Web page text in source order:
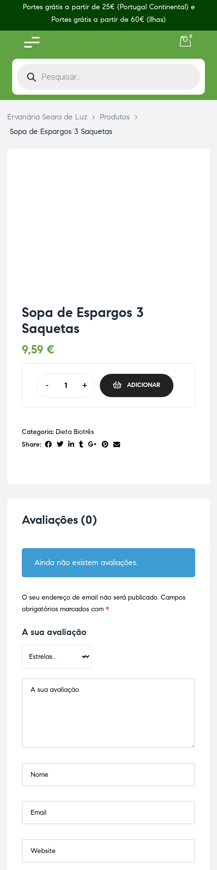
Portes grátis a partir de 25€ (Portugal Continental) e
Portes grátis a partir de 60€ (Ilhas)
0
Ervanária Seara de Luz > Produtos
>
Sopa de Espargos 3 Saquetas
Sopa de Espargos 3
Saquetas
9,59 €
- + ADICIONAR
Categoria: Dieta Biotrês
Share:
Avaliações (0)
Ainda não existem avaliações.
O seu endereço de email não será publicado. Campos
obrigatórios marcados com *
A sua avaliação